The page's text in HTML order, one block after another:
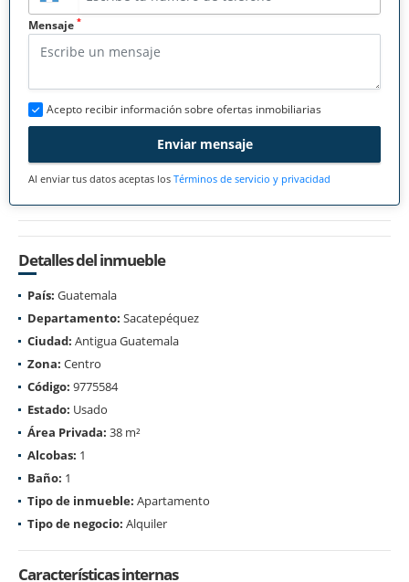
Mensaje *
Acepto recibir información sobre ofertas inmobiliarias
Enviar mensaje
Al enviar tus datos aceptas los Términos de servicio y privacidad
Detalles del inmueble
País: Guatemala
Departamento: Sacatepéquez
Ciudad: Antigua Guatemala
Zona: Centro
Código: 9775584
Estado: Usado
Área Privada: 38 m²
Alcobas: 1
Baño: 1
Tipo de inmueble: Apartamento
Tipo de negocio: Alquiler
Características internas